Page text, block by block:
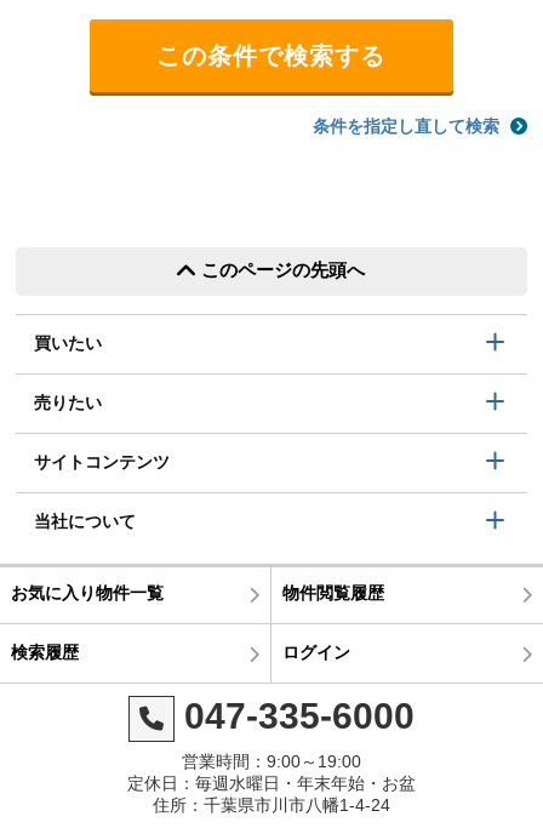
条件を指定し直して検索
このページの先頭へ
買いたい
売りたい
サイトコンテンツ
当社について
お気に入り物件一覧 物件閲覧履歴
検索履歴 ログイン
047-335-6000
営業時間：9:00～19:00
定休日：毎週水曜日・年末年始・お盆
住所：千葉県市川市八幡1-4-24